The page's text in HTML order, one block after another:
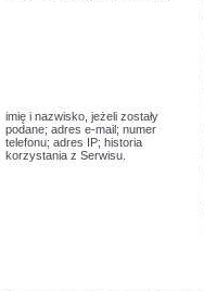
imię i nazwisko, jeżeli zostały
podane; adres e-mail; numer
telefonu; adres IP; historia
korzystania z Serwisu.